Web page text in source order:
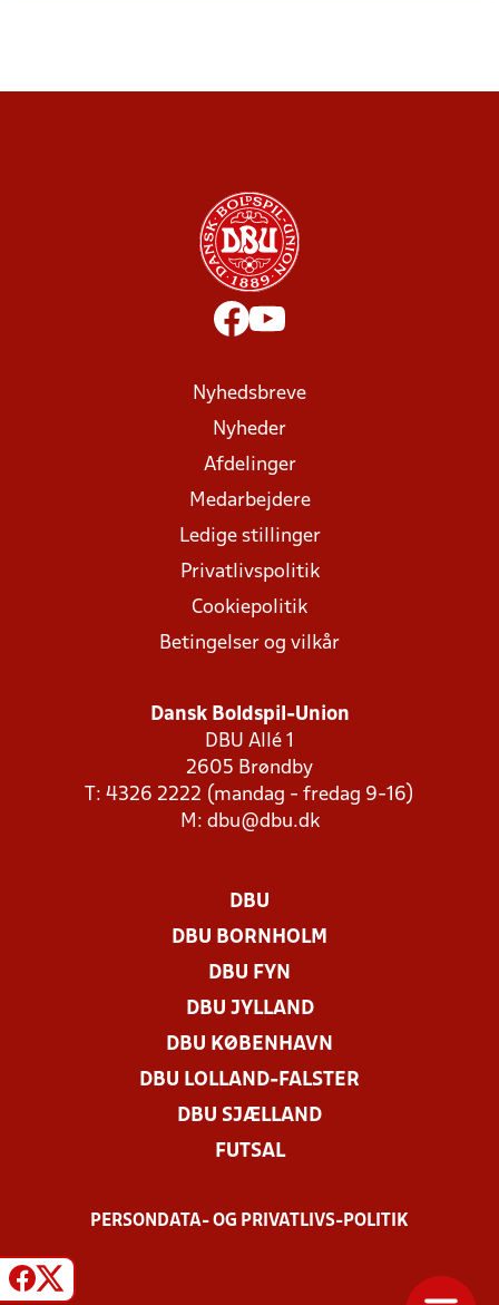
Nyhedsbreve
Nyheder
Afdelinger
Medarbejdere
Ledige stillinger
Privatlivspolitik
Cookiepolitik
Betingelser og vilkår
Dansk Boldspil-Union
DBU Allé 1
2605 Brøndby
T: 4326 2222 (mandag - fredag 9-16)
M: dbu@dbu.dk
DBU
DBU BORNHOLM
DBU FYN
DBU JYLLAND
DBU KØBENHAVN
DBU LOLLAND-FALSTER
DBU SJÆLLAND
FUTSAL
PERSONDATA- OG PRIVATLIVS-POLITIK